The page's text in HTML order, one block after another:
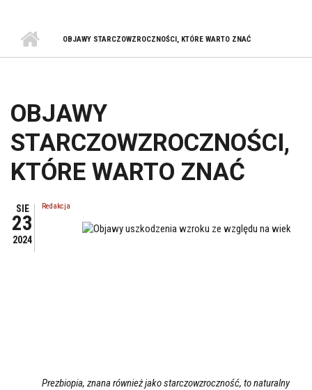
OBJAWY STARCZOWZROCZNOŚCI, KTÓRE WARTO ZNAĆ
OBJAWY
STARCZOWZROCZNOŚCI,
KTÓRE WARTO ZNAĆ
SIE
23
2024
Redakcja
Prezbiopia, znana również jako starczowzroczność, to naturalny